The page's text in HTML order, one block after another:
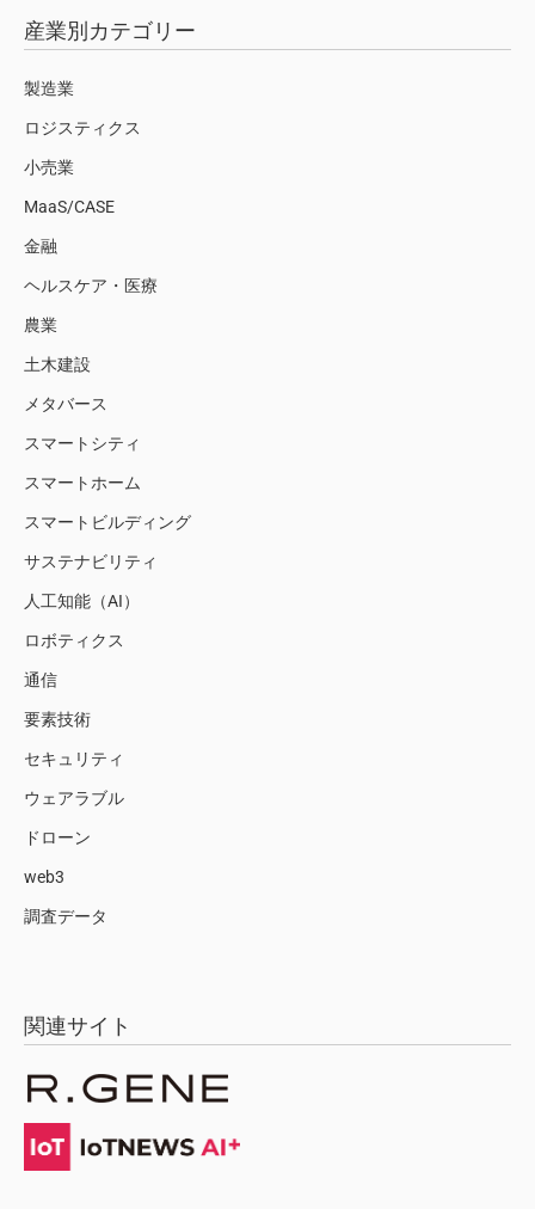
産業別カテゴリー
製造業
ロジスティクス
小売業
MaaS/CASE
金融
ヘルスケア・医療
農業
土木建設
メタバース
スマートシティ
スマートホーム
スマートビルディング
サステナビリティ
人工知能（AI）
ロボティクス
通信
要素技術
セキュリティ
ウェアラブル
ドローン
web3
調査データ
関連サイト